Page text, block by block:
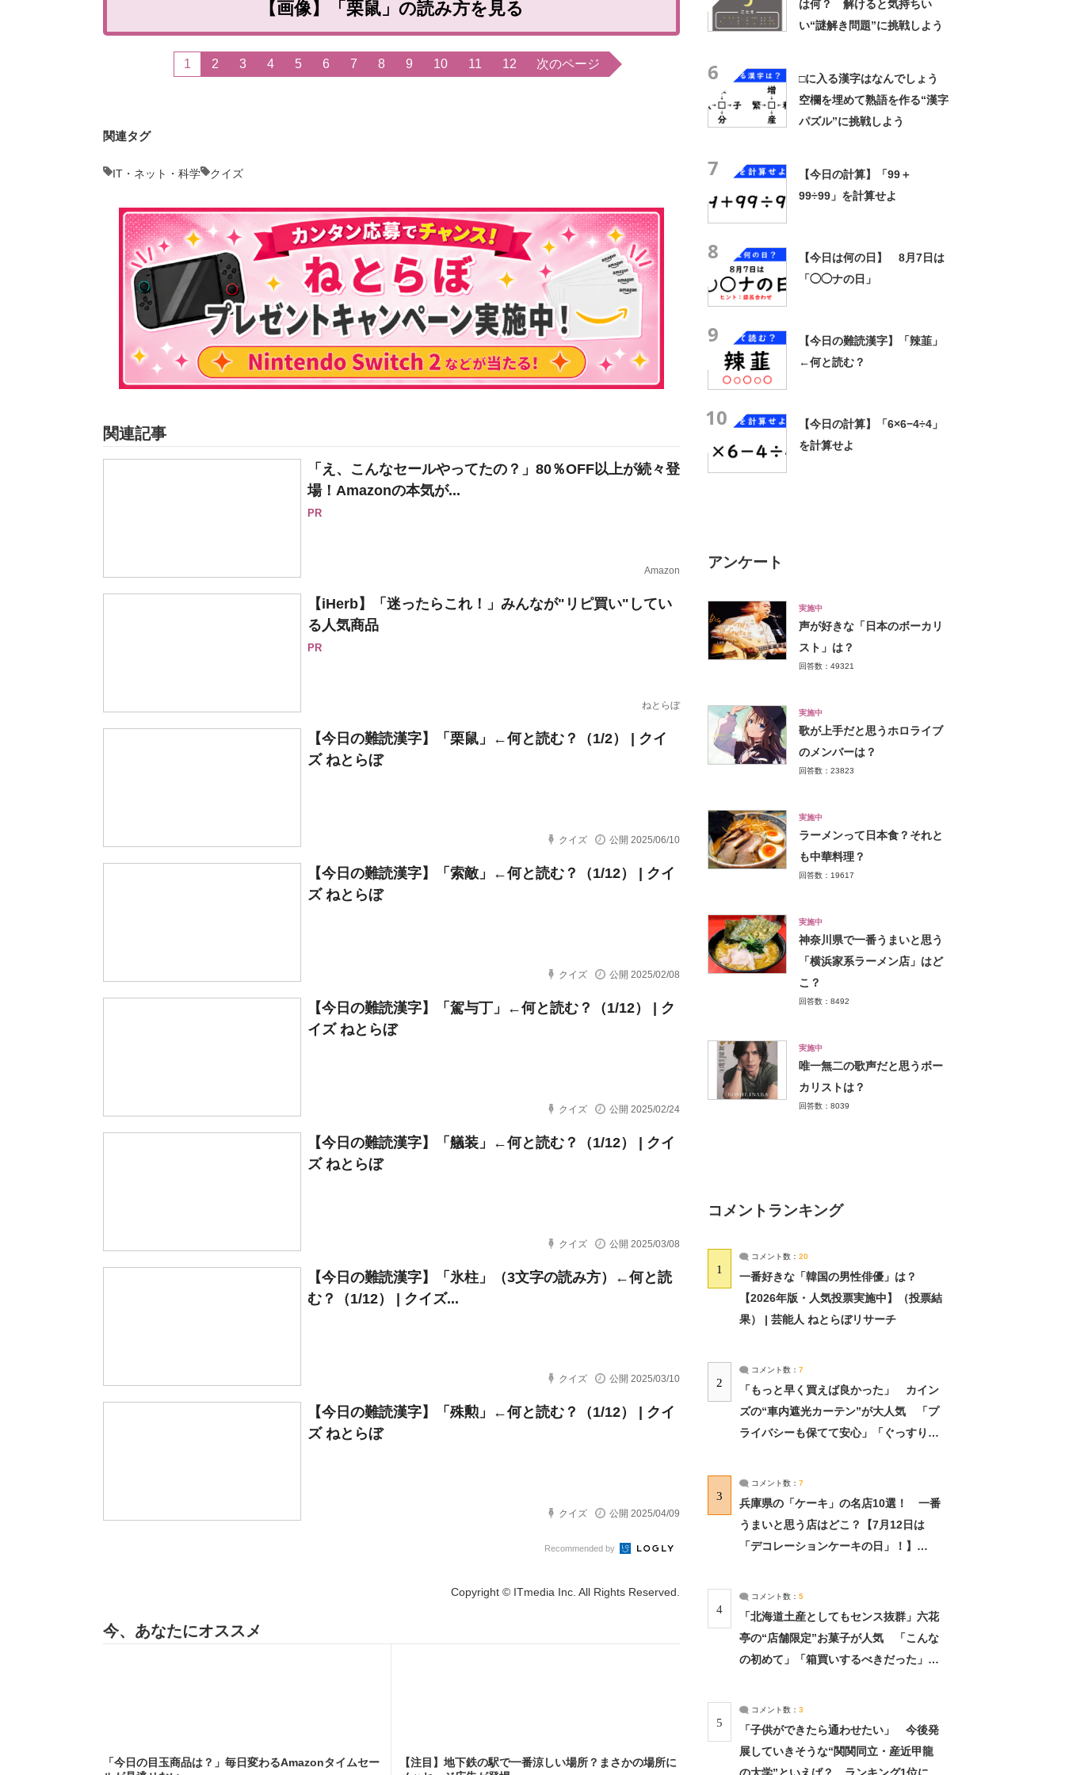
【画像】「栗鼠」の読み方を見る
1 2 3 4 5 6 7 8 9 10 11 12 次のページ
関連タグ
IT・ネット・科学 クイズ
関連記事
「え、こんなセールやってたの？」80％OFF以上が続々登
場！Amazonの本気が...
PR
Amazon
【iHerb】「迷ったらこれ！」みんなが"リピ買い"してい
る人気商品
PR
ねとらぼ
【今日の難読漢字】「栗鼠」←何と読む？（1/2） | クイ
ズ ねとらぼ
クイズ 公開 2025/06/10
【今日の難読漢字】「索敵」←何と読む？（1/12） | クイ
ズ ねとらぼ
クイズ 公開 2025/02/08
【今日の難読漢字】「駕与丁」←何と読む？（1/12） | ク
イズ ねとらぼ
クイズ 公開 2025/02/24
【今日の難読漢字】「艤装」←何と読む？（1/12） | クイ
ズ ねとらぼ
クイズ 公開 2025/03/08
【今日の難読漢字】「氷柱」（3文字の読み方）←何と読
む？（1/12） | クイズ...
クイズ 公開 2025/03/10
【今日の難読漢字】「殊勲」←何と読む？（1/12） | クイ
ズ ねとらぼ
クイズ 公開 2025/04/09
Recommended by
Copyright © ITmedia Inc. All Rights Reserved.
今、あなたにオススメ
「今日の目玉商品は？」毎日変わるAmazonタイムセー
【注目】地下鉄の駅で一番涼しい場所？まさかの場所に
は何？ 解けると気持ちい
い“謎解き問題”に挑戦しよう
6
□に入る漢字はなんでしょう
空欄を埋めて熟語を作る“漢字
パズル”に挑戦しよう
7
【今日の計算】「99＋
99÷99」を計算せよ
8
【今日は何の日】 8月7日は
「◯◯ナの日」
9
【今日の難読漢字】「辣韮」
←何と読む？
10
【今日の計算】「6×6−4÷4」
を計算せよ
アンケート
実施中
声が好きな「日本のボーカリ
スト」は？
回答数：49321
実施中
歌が上手だと思うホロライブ
のメンバーは？
回答数：23823
実施中
ラーメンって日本食？それと
も中華料理？
回答数：19617
実施中
神奈川県で一番うまいと思う
「横浜家系ラーメン店」はど
こ？
回答数：8492
実施中
唯一無二の歌声だと思うボー
カリストは？
回答数：8039
コメントランキング
1
コメント数： 20
一番好きな「韓国の男性俳優」は？
【2026年版・人気投票実施中】（投票結
果） | 芸能人 ねとらぼリサーチ
2
コメント数： 7
「もっと早く買えば良かった」 カイン
ズの“車内遮光カーテン”が大人気 「プ
ライバシーも保てて安心」「ぐっすり眠
3
コメント数： 7
兵庫県の「ケーキ」の名店10選！ 一番
うまいと思う店はどこ？【7月12日は
「デコレーションケーキの日」！】
4
コメント数： 5
「北海道土産としてもセンス抜群」六花
亭の“店舗限定”お菓子が人気 「こんな
の初めて」「箱買いするべきだった」
5
コメント数： 3
「子供ができたら通わせたい」 今後発
展していきそうな“関関同立・産近甲龍